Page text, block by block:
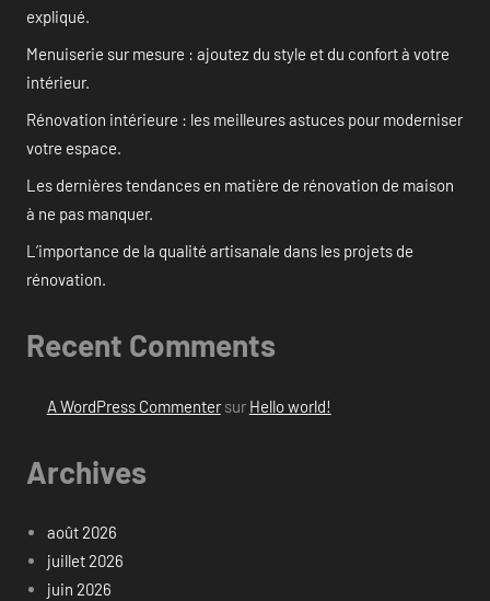
expliqué.
Menuiserie sur mesure : ajoutez du style et du confort à votre
intérieur.
Rénovation intérieure : les meilleures astuces pour moderniser
votre espace.
Les dernières tendances en matière de rénovation de maison
à ne pas manquer.
L’importance de la qualité artisanale dans les projets de
rénovation.
Recent Comments
A WordPress Commentersur Hello world!
Archives
août 2026
juillet 2026
juin 2026